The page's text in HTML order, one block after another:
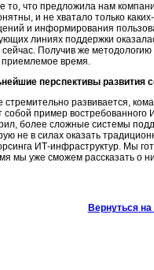
то, что предложила нам
и не хватало только
и информирования
линиях поддержки
Получив же
приемлемое время.
перспективы развития
стремительно развивается,
пример востребованного
более сложные системы
не в силах оказать
ИТ-инфраструктур. Мы
мы уже сможем рассказать о
Вернуться